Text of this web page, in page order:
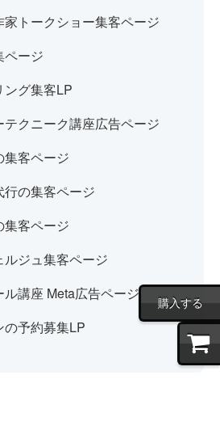
購入する
トークショー集客ページ
ページ
ング集客LP
クニーク講座広告ページ
客ページ
の集客ページ
客ページ
ジュ集客ページ
講座 Meta広告ページ
予約募集LP